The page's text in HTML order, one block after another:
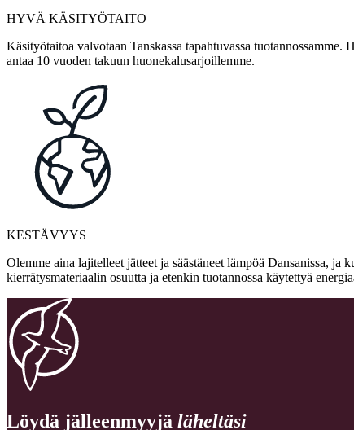
HYVÄ KÄSITYÖTAITO
Käsityötaitoa valvotaan Tanskassa tapahtuvassa
antaa 10 vuoden takuun huonekalusarjoillemme.
KESTÄVYYS
Olemme aina lajitelleet jätteet ja säästäneet lämpöä Dansanissa,
kierrätysmateriaalin osuutta ja etenkin tuotannossa käytettyä
Löydä jälleenmyyjä läheltäsi